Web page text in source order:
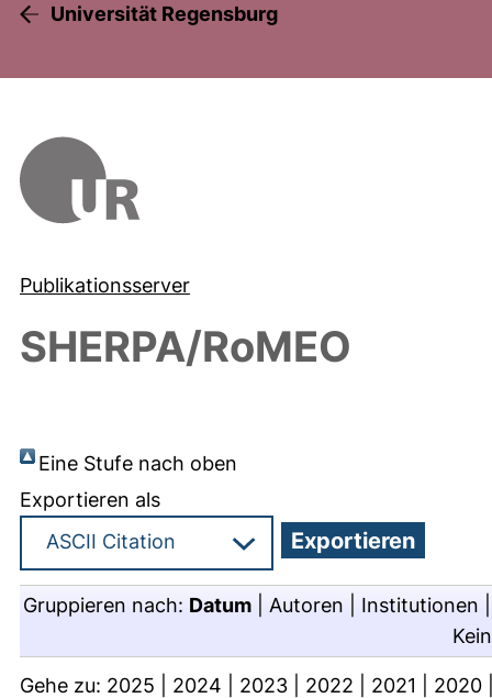
Universität Regensburg
Publikationsserver
SHERPA/RoMEO
Eine Stufe nach oben
Exportieren als
Gruppieren nach: Datum Autoren Institutionen
Gehe zu: 2025 2024 2023 2022 2021 2020